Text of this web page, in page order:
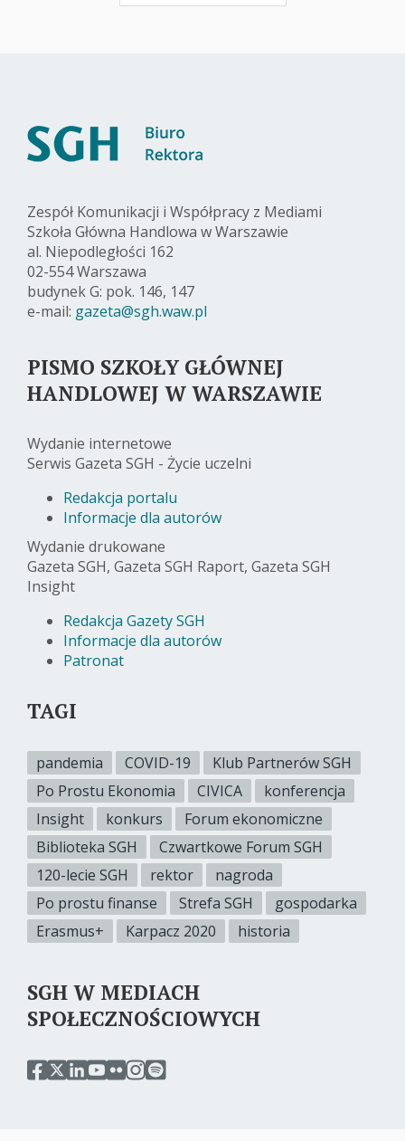
Zespół Komunikacji i Współpracy z Mediami
Szkoła Główna Handlowa w Warszawie
al. Niepodległości 162
02-554 Warszawa
budynek G: pok. 146, 147
e-mail: gazeta@sgh.waw.pl
PISMO SZKOŁY GŁÓWNEJ
HANDLOWEJ W WARSZAWIE
Wydanie internetowe
Serwis Gazeta SGH - Życie uczelni
Redakcja portalu
Informacje dla autorów
Wydanie drukowane
Gazeta SGH, Gazeta SGH Raport, Gazeta SGH
Insight
Redakcja Gazety SGH
Informacje dla autorów
Patronat
TAGI
pandemia COVID-19
Klub Partnerów SGH
Po Prostu Ekonomia
CIVICA
konferencja
Insight
konkurs
Forum ekonomiczne
Biblioteka SGH
Czwartkowe Forum SGH
120-lecie SGH
rektor
nagroda
Po prostu finanse
Strefa SGH
gospodarka
Erasmus+
Karpacz 2020 historia
SGH W MEDIACH
SPOŁECZNOŚCIOWYCH
przejdź
przejdź
przejdź
przejdź
przejdź
przejdźprzejdź